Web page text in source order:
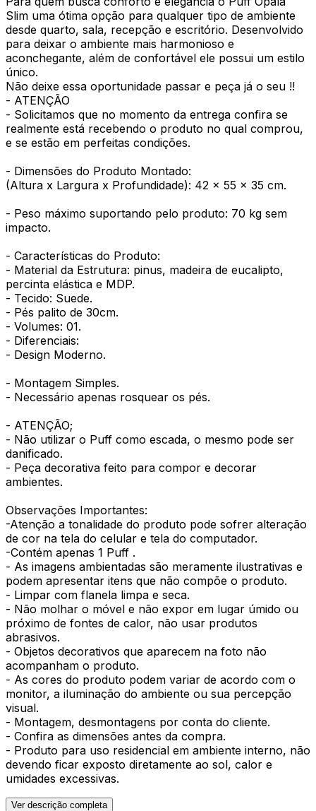
Slim uma ótima opção para qualquer tipo de ambiente
desde quarto, sala, recepção e escritório. Desenvolvido
para deixar o ambiente mais harmonioso e
aconchegante, além de confortável ele possui um estilo
único.
Não deixe essa oportunidade passar e peça já o seu !!
- ATENÇÃO
- Solicitamos que no momento da entrega confira se
realmente está recebendo o produto no qual comprou,
e se estão em perfeitas condições.
- Dimensões do Produto Montado:
(Altura x Largura x Profundidade): 42 x 55 x 35 cm.
- Peso máximo suportando pelo produto: 70 kg sem
impacto.
- Características do Produto:
- Material da Estrutura: pinus, madeira de eucalipto,
percinta elástica e MDP.
- Tecido: Suede.
- Pés palito de 30cm.
- Volumes: 01.
- Diferenciais:
- Design Moderno.
- Montagem Simples.
- Necessário apenas rosquear os pés.
- ATENÇÃO;
- Não utilizar o Puff como escada, o mesmo pode ser
danificado.
- Peça decorativa feito para compor e decorar
ambientes.
Observações Importantes:
-Atenção a tonalidade do produto pode sofrer alteração
de cor na tela do celular e tela do computador.
-Contém apenas 1 Puff .
- As imagens ambientadas são meramente ilustrativas e
podem apresentar itens que não compõe o produto.
- Limpar com flanela limpa e seca.
- Não molhar o móvel e não expor em lugar úmido ou
próximo de fontes de calor, não usar produtos
abrasivos.
- Objetos decorativos que aparecem na foto não
acompanham o produto.
- As cores do produto podem variar de acordo com o
monitor, a iluminação do ambiente ou sua percepção
visual.
- Montagem, desmontagens por conta do cliente.
- Confira as dimensões antes da compra.
- Produto para uso residencial em ambiente interno, não
devendo ficar exposto diretamente ao sol, calor e
umidades excessivas.
Ver descrição completa